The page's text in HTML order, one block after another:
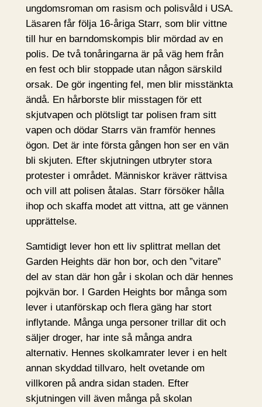
ungdomsroman om rasism och polisvåld i USA.
Läsaren får följa 16-åriga Starr, som blir vittne
till hur en barndomskompis blir mördad av en
polis. De två tonåringarna är på väg hem från
en fest och blir stoppade utan någon särskild
orsak. De gör ingenting fel, men blir misstänkta
ändå. En hårborste blir misstagen för ett
skjutvapen och plötsligt tar polisen fram sitt
vapen och dödar Starrs vän framför hennes
ögon. Det är inte första gången hon ser en vän
bli skjuten. Efter skjutningen utbryter stora
protester i området. Människor kräver rättvisa
och vill att polisen åtalas. Starr försöker hålla
ihop och skaffa modet att vittna, att ge vännen
upprättelse.
Samtidigt lever hon ett liv splittrat mellan det
Garden Heights där hon bor, och den ”vitare”
del av stan där hon går i skolan och där hennes
pojkvän bor. I Garden Heights bor många som
lever i utanförskap och flera gäng har stort
inflytande. Många unga personer trillar dit och
säljer droger, har inte så många andra
alternativ. Hennes skolkamrater lever i en helt
annan skyddad tillvaro, helt ovetande om
villkoren på andra sidan staden. Efter
skjutningen vill även många på skolan